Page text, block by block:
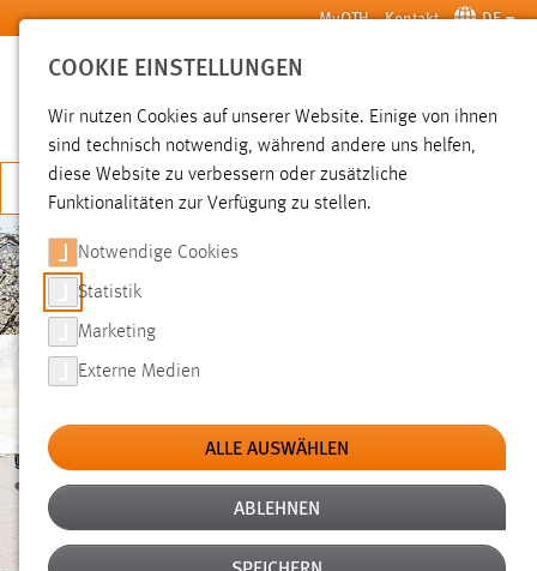
Zum Hauptinhalt springen MyOTH Kontakt DE
SUCHE
JETZT BEWERBEN
TEAM AUTOMOTIVE
COOKIE EINSTELLUNGEN
Wir nutzen Cookies auf unserer Website. Einige von ihnen
sind technisch notwendig, während andere uns helfen,
diese Website zu verbessern oder zusätzliche
Funktionalitäten zur Verfügung zu stellen.
Notwendige Cookies
Statistik
Marketing
Externe Medien
ALLE AUSWÄHLEN
ABLEHNEN